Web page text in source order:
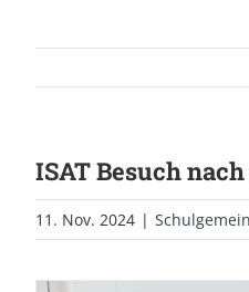
ISAT Besuch
11. Nov. 2024 |